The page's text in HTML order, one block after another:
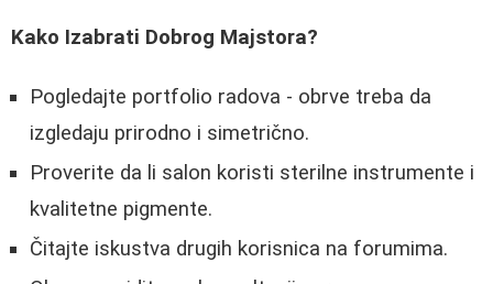
Kako Izabrati Dobrog Majstora?
Pogledajte portfolio radova - obrve treba da
izgledaju prirodno i simetrično.
Proverite da li salon koristi sterilne instrumente i
kvalitetne pigmente.
Čitajte iskustva drugih korisnica na forumima.